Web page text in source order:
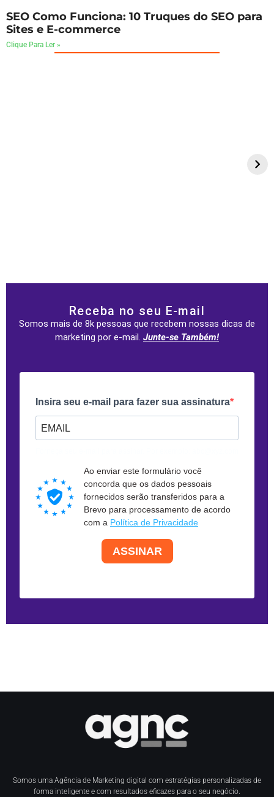
SEO Como Funciona: 10 Truques do SEO para
Sites e E-commerce
Clique Para Ler »
Receba no seu E-mail
Somos mais de 8k pessoas que recebem nossas dicas de
marketing por e-mail. Junte-se Também!
Insira seu e-mail para fazer sua assinatura
Ao enviar este formulário você
concorda que os dados pessoais
fornecidos serão transferidos para a
Brevo para processamento de acordo
com a Política de Privacidade
ASSINAR
Somos uma Agência de Marketing digital com estratégias personalizadas de
forma inteligente e com resultados eficazes para o seu negócio.